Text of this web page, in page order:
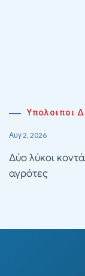
Υπολοιποι
Αυγ 2, 2026
Δύο λύκοι
αγρότες